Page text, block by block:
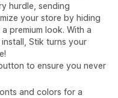
hurdle, sending
your store by hiding
premium look. With a
Stik turns your
to ensure you never
and colors for a